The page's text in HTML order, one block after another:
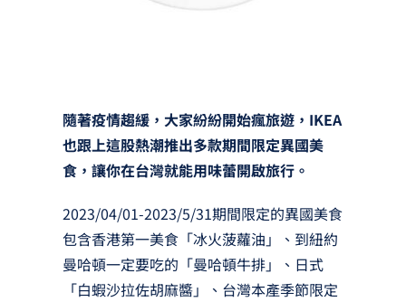
隨著疫情趨緩，大家紛紛開始瘋旅遊，IKEA
也跟上這股熱潮推出多款期間限定異國美
食，讓你在台灣就能用味蕾開啟旅行。
2023/04/01-2023/5/31期間限定的異國美食
包含香港第一美食「冰火菠蘿油」、到紐約
曼哈頓一定要吃的「曼哈頓牛排」、日式
「白蝦沙拉佐胡麻醬」、台灣本產季節限定